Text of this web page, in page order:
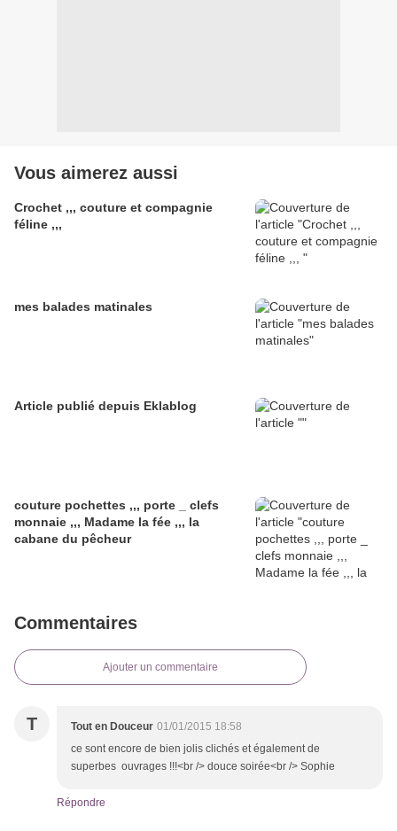
Vous aimerez aussi
Crochet ,,, couture et compagnie
féline ,,,
mes balades matinales
Article publié depuis Eklablog
couture pochettes ,,, porte _ clefs
monnaie ,,, Madame la fée ,,, la
cabane du pêcheur
Commentaires
Ajouter un commentaire
T Tout en Douceur 01/01/2015 18:58
ce sont encore de bien jolis clichés et également de
superbes ouvrages !!!<br /> douce soirée<br /> Sophie
Répondre